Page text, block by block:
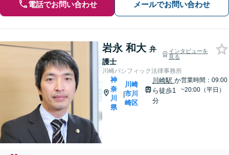
電話でお問い合わせ メールでお問い合わせ
岩永 和大 弁
護士
インタビューを
見る
川崎パシフィック法律事務所
神
奈
川
県
|
川崎
市川
崎区
川崎駅 か
ら徒歩1
分
営業時間：09:00
~20:00（平日）